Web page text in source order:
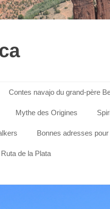
Contes navajo du grand-père
Mythe des Origines
Bonnes adresses
Ruta de la Plata